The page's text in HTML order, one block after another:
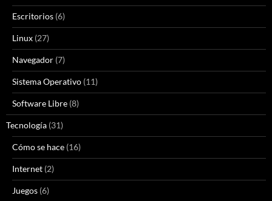
Escritorios (6)
Linux (27)
Navegador (7)
Sistema Operativo (11)
Software Libre (8)
Tecnología (31)
Cómo se hace (16)
Internet (2)
Juegos (6)